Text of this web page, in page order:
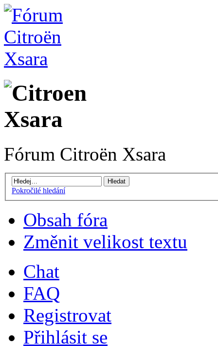
Fórum Citroën Xsara
Pokročilé hledání
Obsah fóra
Změnit velikost textu
Chat
FAQ
Registrovat
Přihlásit se